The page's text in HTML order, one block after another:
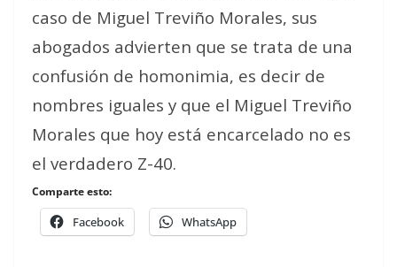
caso de Miguel Treviño Morales, sus
abogados advierten que se trata de una
confusión de homonimia, es decir de
nombres iguales y que el Miguel Treviño
Morales que hoy está encarcelado no es
el verdadero Z-40.
Comparte esto:
Facebook WhatsApp